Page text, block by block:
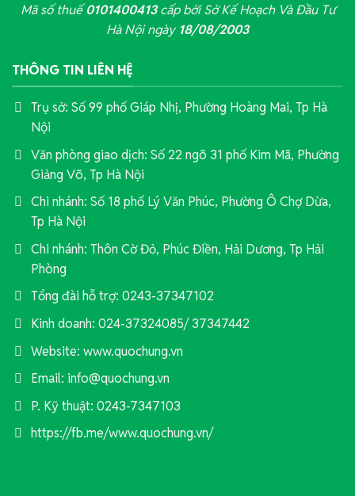
Mã số thuế0101400413cấp bởi Sở Kế Hoạch Và Đầu Tư
Hà Nội ngày 18/08/2003
THÔNG TIN LIÊN HỆ
Trụ sở: Số 99 phố Giáp Nhị, Phường Hoàng Mai, Tp Hà
Nội
Văn phòng giao dịch: Số 22 ngõ 31 phố Kim Mã, Phường
Giảng Võ, Tp Hà Nội
Chi nhánh: Số 18 phố Lý Văn Phúc, Phường Ô Chợ Dừa,
Tp Hà Nội
Chi nhánh: Thôn Cờ Đỏ, Phúc Điền, Hải Dương, Tp Hải
Phòng
Tổng đài hỗ trợ: 0243-37347102
Kinh doanh: 024-37324085/ 37347442
Website: www.quochung.vn
Email: info@quochung.vn
P. Kỹ thuật: 0243-7347103
https://fb.me/www.quochung.vn/